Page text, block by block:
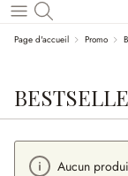
Revenir au contenu
Page d'accueil Promo
Aucun